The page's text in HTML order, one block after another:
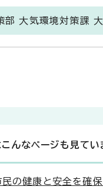
部 大気環境対策課
んなページも見てい
の健康と安全を確